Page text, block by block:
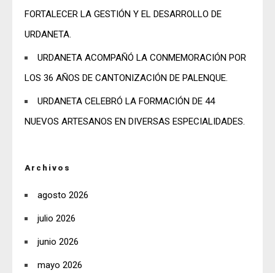
FORTALECER LA GESTIÓN Y EL DESARROLLO DE
URDANETA.
URDANETA ACOMPAÑÓ LA CONMEMORACIÓN POR
LOS 36 AÑOS DE CANTONIZACIÓN DE PALENQUE.
URDANETA CELEBRÓ LA FORMACIÓN DE 44
NUEVOS ARTESANOS EN DIVERSAS ESPECIALIDADES.
Archivos
agosto 2026
julio 2026
junio 2026
mayo 2026